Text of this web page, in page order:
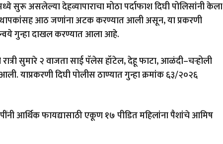
सुरू असलेल्या देहव्यापाराचा मोठा पर्दाफाश दिघी पोलिसांनी केला
आठ जणांना अटक करण्यात आली असून, या प्रकरणी
गुन्हा दाखल करण्यात आला आहे.
रात्री सुमारे २ वाजता साई पॅलेस हॉटेल, देहू फाटा, आळंदी–चऱ्होली
याप्रकरणी दिघी पोलीस ठाण्यात गुन्हा क्रमांक ६३/२०२६
आर्थिक फायद्यासाठी एकूण १७ पीडित महिलांना पैशांचे आमिष